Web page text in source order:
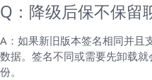
Q：降级后保不保留
A：如果新旧版本签名相同并且
数据。签名不同或需要先卸载
份。